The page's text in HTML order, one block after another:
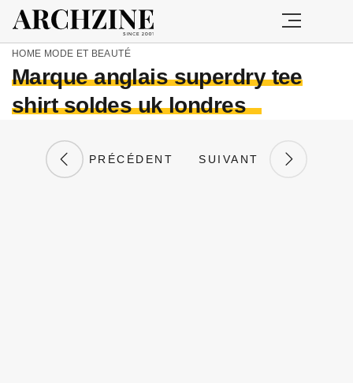
HOME MODE ET BEAUTÉ
Marque anglais superdry tee
shirt soldes uk londres
PRÉCÉDENT SUIVANT